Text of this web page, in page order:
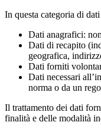
In questa categoria di
Dati anagrafici:
Dati di recapito
geografica,
Dati forniti
Dati necessari
norma o da un
Il trattamento dei dati
finalità e delle modalità